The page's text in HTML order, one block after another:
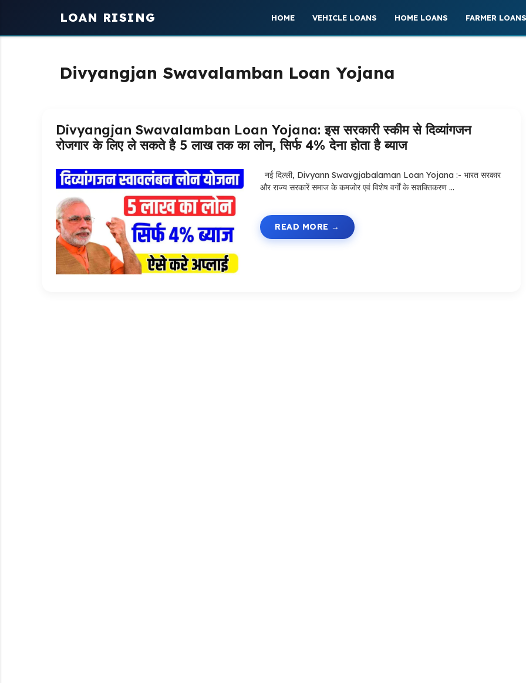
LOAN RISING HOME VEHICLE LOANS HOME LOANS FARMER LOANS
Divyangjan Swavalamban Loan Yojana
Divyangjan Swavalamban Loan Yojana: इस सरकारी स्कीम से दिव्यांगजन
रोजगार के लिए ले सकते है 5 लाख तक का लोन, सिर्फ 4% देना होता है ब्याज
नई दिल्ली, Divyann Swavgjabalaman Loan Yojana :- भारत सरकार
और राज्य सरकारें समाज के कमजोर एवं विशेष वर्गों के सशक्तिकरण …
READ MORE